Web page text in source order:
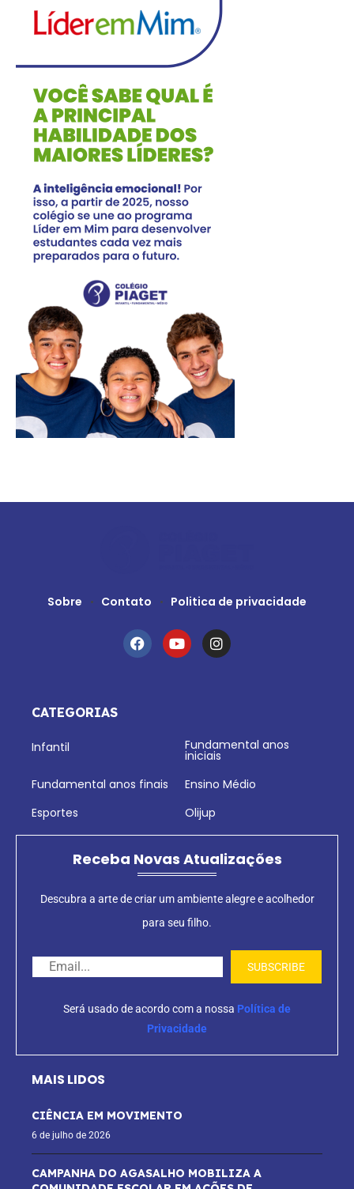
Sobre Contato Politica de privacidade
CATEGORIAS
Infantil Fundamental anos
iniciais
Fundamental anos finais
Ensino Médio
Esportes
Olijup
Receba Novas Atualizações
Descubra a arte de criar um ambiente alegre e acolhedor
para seu filho.
Será usado de acordo com a nossa Política de
Privacidade
MAIS LIDOS
CIÊNCIA EM MOVIMENTO
6 de julho de 2026
CAMPANHA DO AGASALHO MOBILIZA A